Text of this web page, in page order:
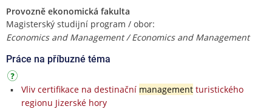
Provozně ekonomická fakulta
Magisterský studijní program / obor:
Economics and Management / Economics and Management
Práce na příbuzné téma
Vliv certifikace na destinační managementturistického
regionu Jizerské hory